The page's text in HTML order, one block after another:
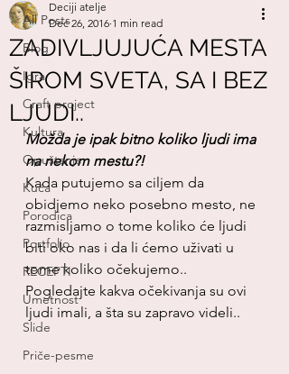
All Posts
Blog
Igra
Craft project
Kultura
Opuštanje
Kuća
Porodica
Portfolio
RECEPTI
Umetnost
Slide
Priče-pesme
ZADIVLJUJUĆA MESTA
ŠIROM SVETA, SA I BEZ
LJUDI..
Deciji atelje
Dec 26, 2016 1 min read
Možda je ipak bitno koliko ljudi ima
na nekom mestu?!
Kada putujemo sa ciljem da
obidjemo neko posebno mesto, ne
razmisljamo o tome koliko će ljudi
biti oko nas i da li ćemo uživati u
tome koliko očekujemo..
Pogledajte kakva očekivanja su ovi
ljudi imali, a šta su zapravo videli..